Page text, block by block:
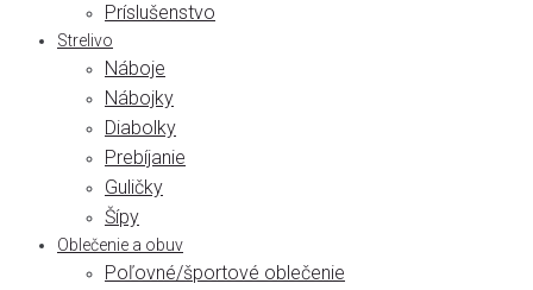
Príslušenstvo
Strelivo
Náboje
Nábojky
Diabolky
Prebíjanie
Guličky
Šípy
Oblečenie a obuv
Poľovné/športové oblečenie